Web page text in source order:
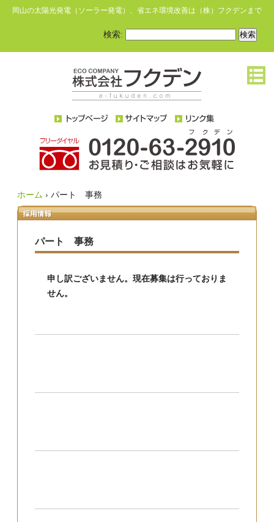
岡山の太陽光発電（ソーラー発電）、省エネ環境改善は（株）フクデンまで
検索:
ホーム › パート 事務
パート 事務
申し訳ございません。現在募集は行っておりま
せん。